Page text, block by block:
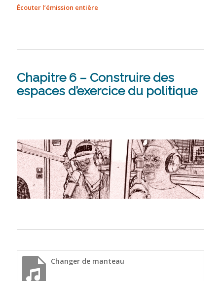
Écouter l’émission entière
Chapitre 6 – Construire des
espaces d’exercice du politique
Changer de manteau